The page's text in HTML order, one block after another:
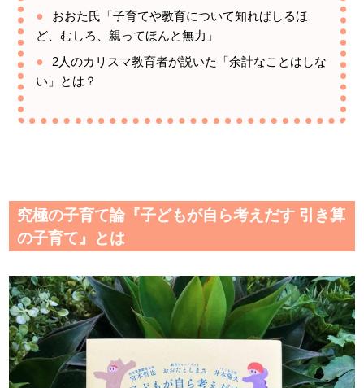
おおた氏「子育てや教育について知ればしるほ
ど、むしろ、親ってほんと無力」
2人のカリスマ教育者が説いた「余計なことはしな
い」とは？
究極の子育て論『子どもが自ら考えだす 引き算
の子育て』とは